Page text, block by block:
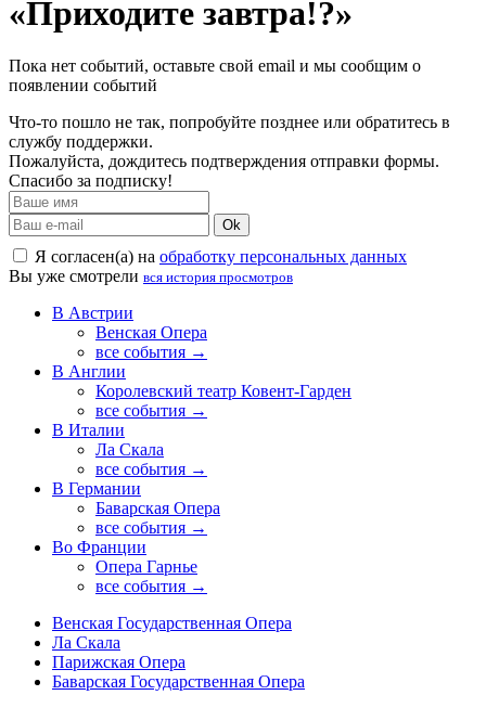
«Приходите завтра!?»
Пока нет событий, оставьте свой email и мы сообщим о
появлении событий
Что-то пошло не так, попробуйте позднее или обратитесь в
службу поддержки.
Пожалуйста, дождитесь подтверждения отправки формы.
Спасибо за подписку!
Ok
Я согласен(а) на обработку персональных данных
Вы уже смотрели вся история просмотров
В Австрии
Венская Опера
все события →
В Англии
Королевский театр Ковент-Гарден
все события →
В Италии
Ла Скала
все события →
В Германии
Баварская Опера
все события →
Во Франции
Опера Гарнье
все события →
Венская Государственная Опера
Ла Скала
Парижская Опера
Баварская Государственная Опера